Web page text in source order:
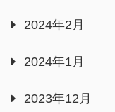
2024年2月
2024年1月
2023年12月